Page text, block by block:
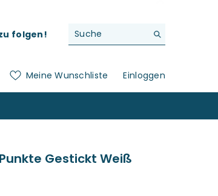
folgen!
Meine Wunschliste Einloggen
Gestickt Weiß